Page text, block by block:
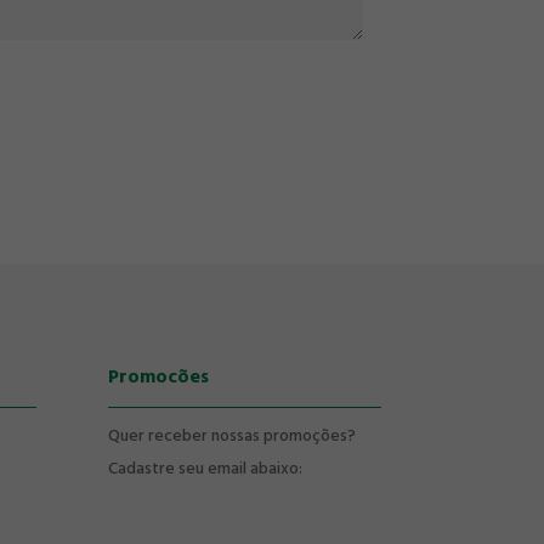
Promocões
Quer receber nossas promoções?
Cadastre seu email abaixo: